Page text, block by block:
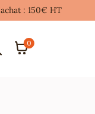
: 150€ HT
0